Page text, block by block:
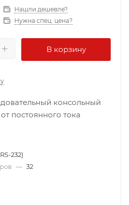
Нашли дешевле?
Нужна спец. цена?
В корзину
консольный
постоянного тока
232)
— 32